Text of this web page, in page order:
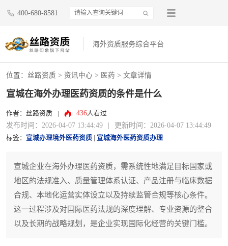
400-680-8581
海外资质服务综合平台
位置： 丝路资质 > 资讯中心 > 医药 > 文章详情
宣城在海外办理医药资质的条件是什么
作者：丝路资质 436人看过
发布时间：2026-04-07 13:44:49 更新时间：2026-04-07 13:44:49
标签： 宣城办理境外医药资质 宣城海外医药资质办理
宣城企业在海外办理医药资质，需系统性地满足目标国家或
地区的法规准入、质量管理体系认证、产品注册与临床数据
合规、本地化运营实体设立以及持续监管合规等核心条件。
这一过程涉及对国际医药法规的深度理解、专业资源的整合
以及长期的战略规划，是企业实现国际化经营的关键门槛。